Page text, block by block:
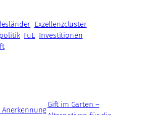
Exzellenzcluster
FuE Investitionen
Anerkennung
Gift im Garten –